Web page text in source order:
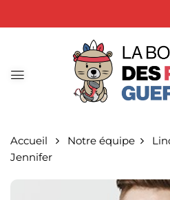
Accueil Notre équipe
Jennifer